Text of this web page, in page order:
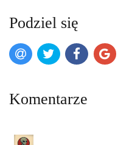
Podziel się
Komentarze